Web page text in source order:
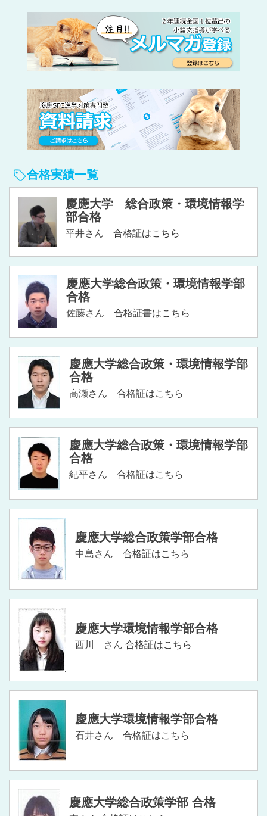
合格実績一覧
慶應大学 総合政策・環境情報学
部合格
平井さん 合格証はこちら
慶應大学総合政策・環境情報学部
合格
佐藤さん 合格証書はこちら
慶應大学総合政策・環境情報学部
合格
高瀬さん 合格証はこちら
慶應大学総合政策・環境情報学部
合格
紀平さん 合格証はこちら
慶應大学総合政策学部合格
中島さん 合格証はこちら
慶應大学環境情報学部合格
西川 さん 合格証はこちら
慶應大学環境情報学部合格
石井さん 合格証はこちら
慶應大学総合政策学部 合格